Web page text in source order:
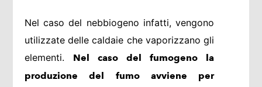
Nel caso del nebbiogeno infatti, vengono
utilizzate delle caldaie che vaporizzano gli
elementi. Nel caso del fumogeno la
produzione del fumo avviene per